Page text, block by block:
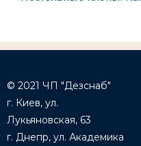
© 2021 ЧП "Дезснаб"
г. Киев, ул.
Лукьяновская, 63
г. Днепр, ул. Академика